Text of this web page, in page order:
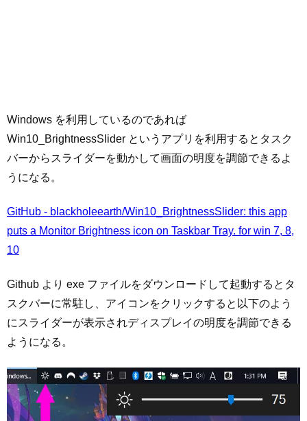
Windows を利用しているのであれば
Win10_BrightnessSlider というアプリを利用するとタスク
バーからスライダーを動かして画面の明度を調節できるよ
うになる。
GitHub - blackholeearth/Win10_BrightnessSlider: this app
puts a Monitor Brightness icon on Taskbar Tray. for win 7, 8,
10
Github より exe ファイルをダウンロードして起動するとタ
スクバーに常駐し、アイコンをクリックすると以下のよう
にスライダーが表示されディスプレイの明度を調節できる
ようになる。